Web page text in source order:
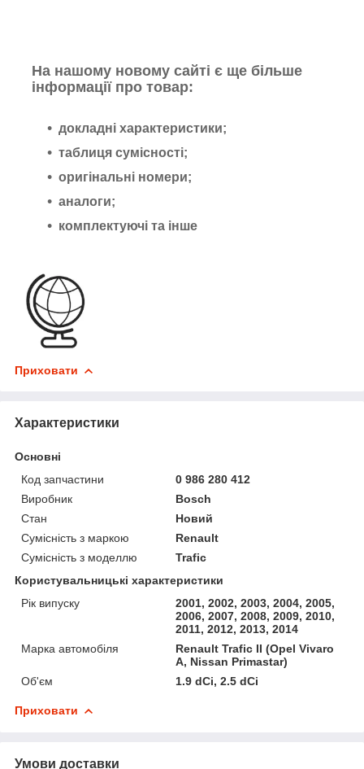
На нашому новому сайті є ще більше
інформації про товар:
докладні характеристики;
таблиця сумісності;
оригінальні номери;
аналоги;
комплектуючі та інше
Приховати
Характеристики
Основні
Код запчастини
0 986 280 412
Виробник
Bosch
Стан
Новий
Сумісність з маркою
Renault
Сумісність з моделлю
Trafic
Користувальницькі характеристики
Рік випуску
2001, 2002, 2003, 2004, 2005,
2006, 2007, 2008, 2009, 2010,
2011, 2012, 2013, 2014
Марка автомобіля
Renault Trafic II (Opel Vivaro
A, Nissan Primastar)
Об'єм
1.9 dCi, 2.5 dCi
Приховати
Умови доставки